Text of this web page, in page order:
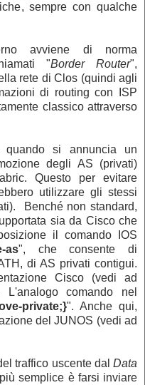
sempre con qualche
avviene di norma
"Border Router",
rete di Clos (quindi agli
di routing con ISP
classico attraverso
quando si annuncia un
degli AS (privati)
Questo per evitare
utilizzare gli stessi
Benché non standard,
sia da Cisco che
il comando IOS
as", che consente di
di AS privati contigui.
Cisco (vedi ad
L'analogo comando nel
private;}". Anche qui,
del JUNOS (vedi ad
traffico uscente dal Data
semplice è farsi inviare